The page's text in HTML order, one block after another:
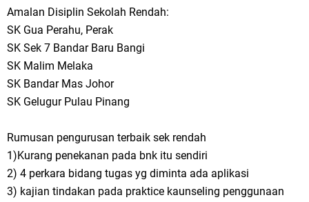
Amalan Disiplin Sekolah Rendah:
SK Gua Perahu, Perak
SK Sek 7 Bandar Baru Bangi
SK Malim Melaka
SK Bandar Mas Johor
SK Gelugur Pulau Pinang
Rumusan pengurusan terbaik sek rendah
1)Kurang penekanan pada bnk itu sendiri
2) 4 perkara bidang tugas yg diminta ada aplikasi
3) kajian tindakan pada praktice kaunseling penggunaan